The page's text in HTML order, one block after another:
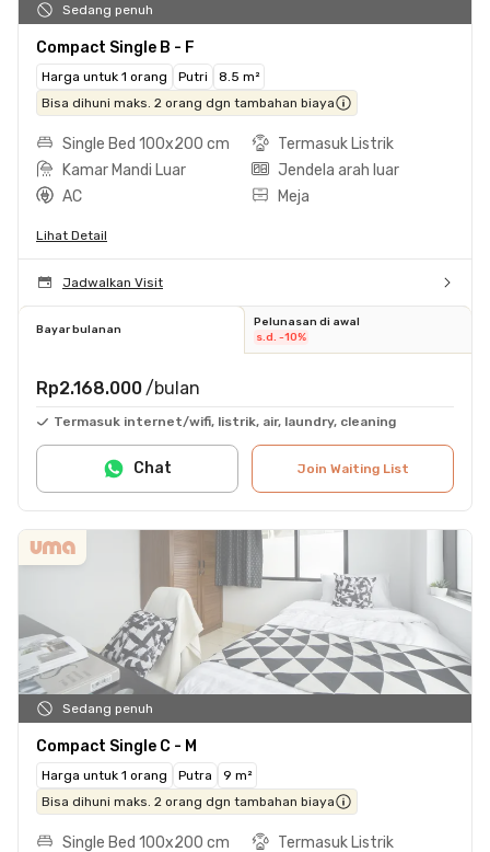
Sedang penuh
Compact Single B - F
Harga untuk 1 orang Putri
8.5 m²
Bisa dihuni maks. 2 orang dgn tambahan biaya
Single Bed 100x200 cm
Termasuk Listrik
Kamar Mandi Luar
Jendela arah luar
AC
Meja
Lihat Detail
Jadwalkan Visit
Bayar bulanan
Pelunasan di awal
s.d. -10%
Rp2.168.000 /bulan
Termasuk internet/wifi, listrik, air, laundry, cleaning
Join Waiting List
Chat
Sedang penuh
Compact Single C - M
Harga untuk 1 orang Putra
9 m²
Bisa dihuni maks. 2 orang dgn tambahan biaya
Single Bed 100x200 cm
Termasuk Listrik